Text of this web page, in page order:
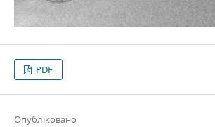
PDF
Опубліковано